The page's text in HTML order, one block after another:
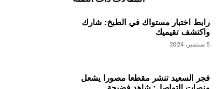
رابط اختبار مستواك في الطبخ: شارك
واكتشف تقيميك
5 سبتمبر، 2024
فجر السعيد تنشر مقطعا مصورا يشعل